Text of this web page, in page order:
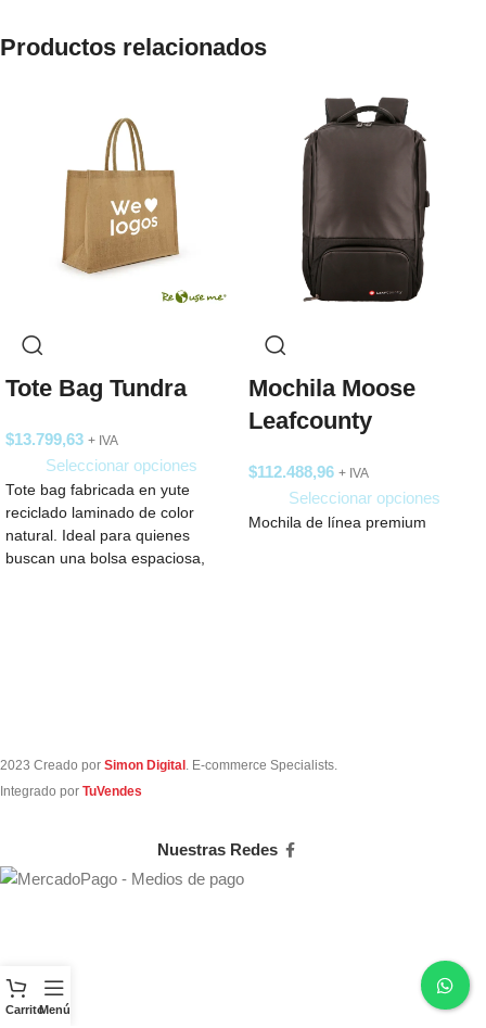
Productos relacionados
Tote Bag Tundra
$13.799,63 + IVA
Seleccionar opciones
Tote bag fabricada en yute
reciclado laminado de color
natural. Ideal para quienes
buscan una bolsa espaciosa,
Mochila Moose
Leafcounty
$112.488,96 + IVA
Seleccionar opciones
Mochila de línea premium
2023 Creado por Simon Digital . E-commerce Specialists.
Integrado por TuVendes
Nuestras Redes
CarritoMenú